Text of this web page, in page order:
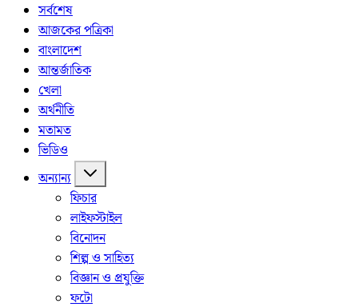
সর্বশেষ
আজকের পত্রিকা
বাংলাদেশ
আন্তর্জাতিক
খেলা
অর্থনীতি
মতামত
ভিডিও
অন্যান্য
ফিচার
লাইফস্টাইল
বিনোদন
শিল্প ও সাহিত্য
বিজ্ঞান ও প্রযুক্তি
ফটো